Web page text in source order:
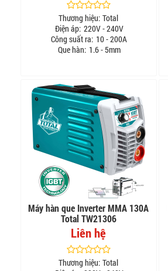
Thương hiệu: Total
Điện áp: 220V - 240V
Công suất ra: 10 - 200A
Que hàn: 1.6 - 5mm
Máy hàn que Inverter MMA 130A
Total TW21306
Liên hệ
Thương hiệu: Total